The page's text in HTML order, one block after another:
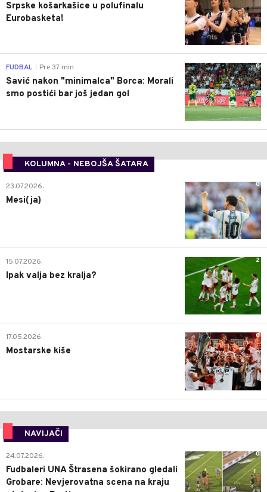
Srpske košarkašice u polufinalu
Eurobasketa!
0
FUDBAL Pre 37 min
Savić nakon "minimalca" Borca: Morali
smo postići bar još jedan gol
KOLUMNA - NEBOJŠA ŠATARA
0
23.07.2026.
Mesi(ja)
2
15.07.2026.
Ipak valja bez kralja?
0
17.05.2026.
Mostarske kiše
NAVIJAČI
0
24.07.2026.
Fudbaleri UNA Štrasena šokirano gledali
Grobare: Nevjerovatna scena na kraju